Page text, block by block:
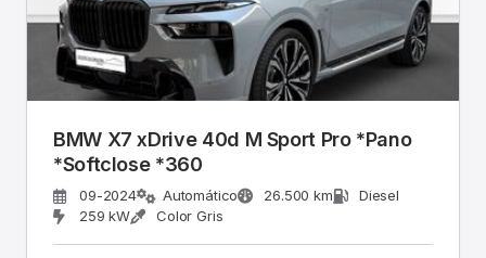
BMW X7 xDrive 40d M Sport Pro *Pano
*Softclose *360
09-2024 Automático 26.500 km
Diesel
259 kW
Color Gris